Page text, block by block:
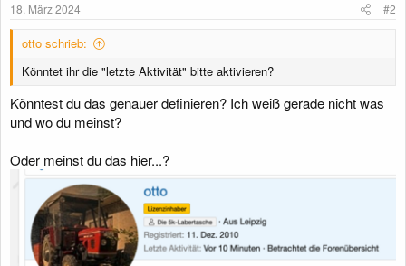
18. März 2024 #2
otto schrieb:
Könntet ihr die "letzte Aktivität" bitte aktivieren?
Könntest du das genauer definieren? Ich weiß gerade nicht was
und wo du meinst?
Oder meinst du das hier...?